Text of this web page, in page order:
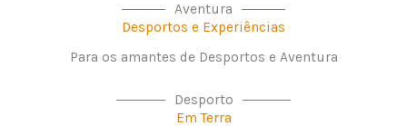
Aventura
Desportos e Experiências
Para os amantes de Desportos e Aventura
Desporto
Em Terra